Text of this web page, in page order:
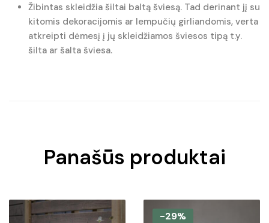
Žibintas skleidžia šiltai baltą šviesą. Tad derinant jį su
kitomis dekoracijomis ar lempučių girliandomis, verta
atkreipti dėmesį į jų skleidžiamos šviesos tipą t.y.
šilta ar šalta šviesa.
Panašūs produktai
-29%